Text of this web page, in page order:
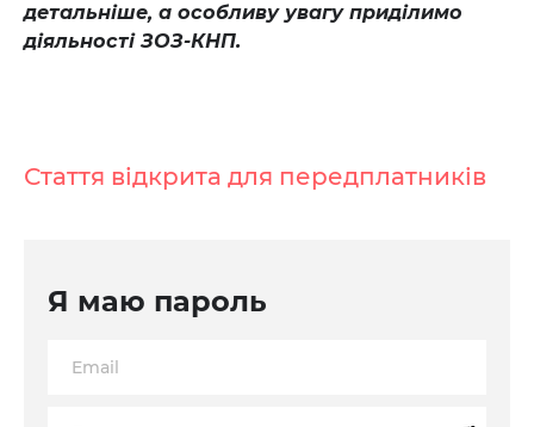
детальніше, а особливу увагу приділимо
діяльності ЗОЗ-КНП.
Стаття відкрита для передплатників
Я маю пароль